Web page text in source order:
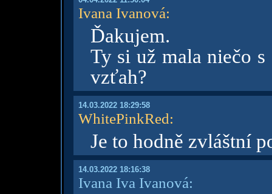
Ivana Ivanová:
Ďakujem.
Ty si už mala niečo
vzťah?
14.03.2022 18:29:58
WhitePinkRed:
Je to hodně zvláštní
14.03.2022 18:16:38
Ivana Iva Ivanová: